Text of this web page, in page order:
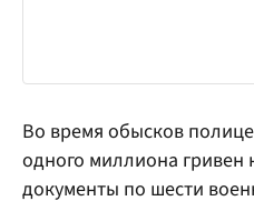
Во время обысков
одного миллиона
документы по шести